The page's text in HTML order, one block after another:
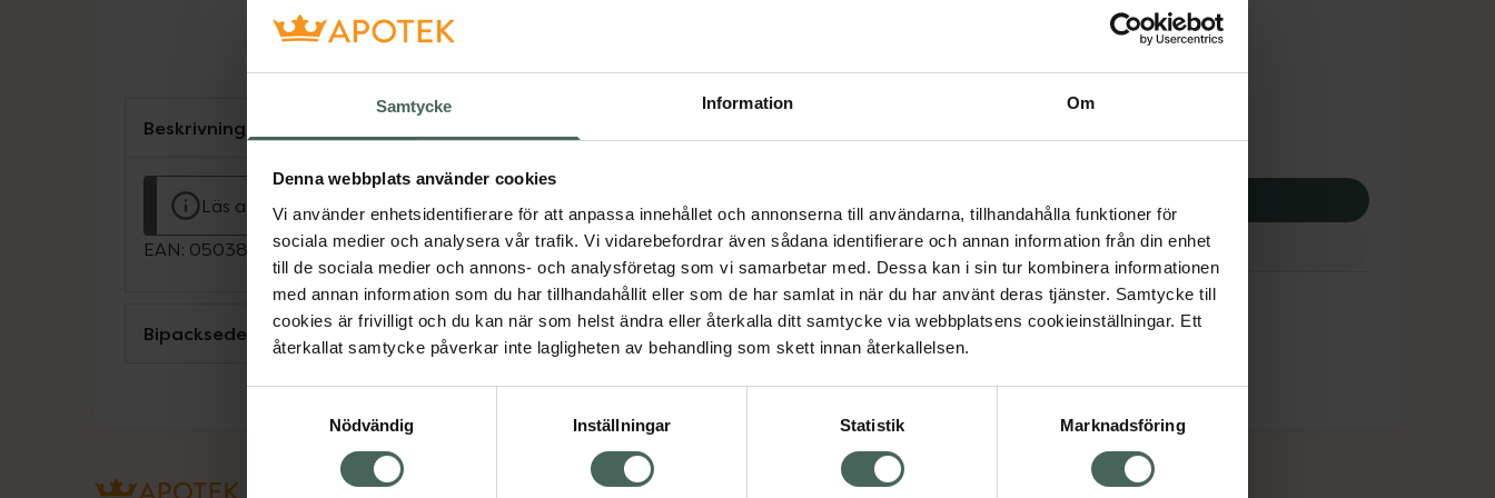
Samtycke Information Om
Denna webbplats använder cookies
Vi använder enhetsidentifierare för att anpassa innehållet och annonserna till användarna, tillhandahålla funktioner för
sociala medier och analysera vår trafik. Vi vidarebefordrar även sådana identifierare och annan information från din enhet
till de sociala medier och annons- och analysföretag som vi samarbetar med. Dessa kan i sin tur kombinera informationen
med annan information som du har tillhandahållit eller som de har samlat in när du har använt deras tjänster. Samtycke till
cookies är frivilligt och du kan när som helst ändra eller återkalla ditt samtycke via webbplatsens cookieinställningar. Ett
återkallat samtycke påverkar inte lagligheten av behandling som skett innan återkallelsen.
Nödvändig
Inställningar Statistik Marknadsföring
Högkostnadsskyddet gäller inte
6185,95 kr
I apotek:6185,95 kr
Köp via ditt recept
Aktuella erbjudanden
Beskrivning
Läs alltid bipacksedeln innan användning.
EAN: 05038256002290
Bipacksedel från FASS Visa
Om recept och läkemedel